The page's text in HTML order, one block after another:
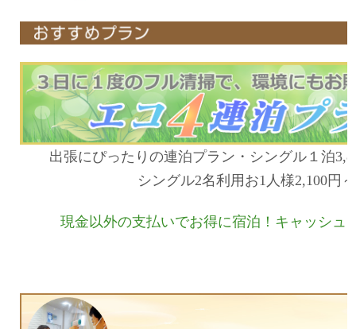
出張にぴったりの連泊プラン・シングル１泊
シングル2名利用お1 人様2,100円～
現金以外の支払いでお得に宿泊！キャッシュ